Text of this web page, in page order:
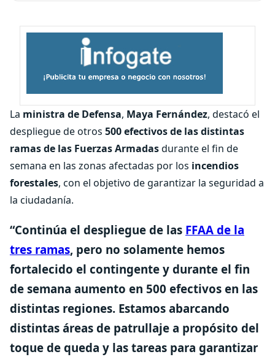
La ministra de Defensa, Maya Fernández, destacó el
despliegue de otros 500 efectivos de las distintas
ramas de las Fuerzas Armadasdurante el fin de
semana en las zonas afectadas por los incendios
forestales, con el objetivo de garantizar la seguridad a
la ciudadanía.
“Continúa el despliegue de las FFAA de la
tres ramas, pero no solamente hemos
fortalecido el contingente y durante el fin
de semana aumento en 500 efectivos en las
distintas regiones. Estamos abarcando
distintas áreas de patrullaje a propósito del
toque de queda y las tareas para garantizar